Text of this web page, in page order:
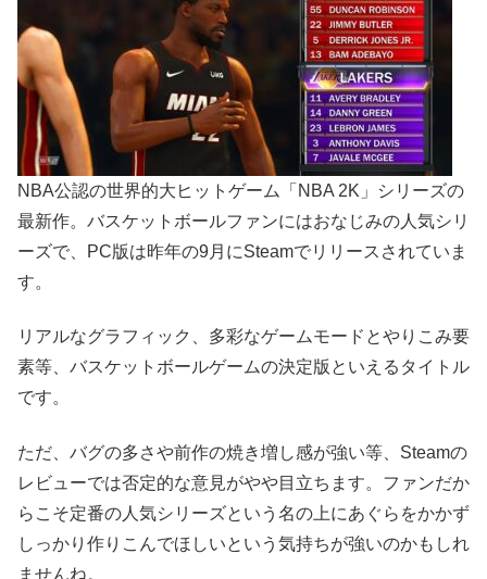
NBA公認の世界的大ヒットゲーム「NBA 2K」シリーズの
最新作。バスケットボールファンにはおなじみの人気シリ
ーズで、PC版は昨年の9月にSteamでリリースされていま
す。
リアルなグラフィック、多彩なゲームモードとやりこみ要
素等、バスケットボールゲームの決定版といえるタイトル
です。
ただ、バグの多さや前作の焼き増し感が強い等、Steamの
レビューでは否定的な意見がやや目立ちます。ファンだか
らこそ定番の人気シリーズという名の上にあぐらをかかず
しっかり作りこんでほしいという気持ちが強いのかもしれ
ませんね。